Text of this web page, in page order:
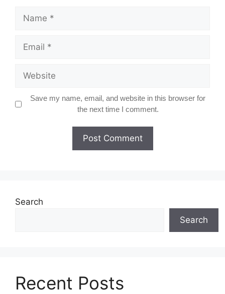
Name
Email
Website
Save my name, email, and website in this browser for
the next time I comment.
Search
Search
Recent Posts